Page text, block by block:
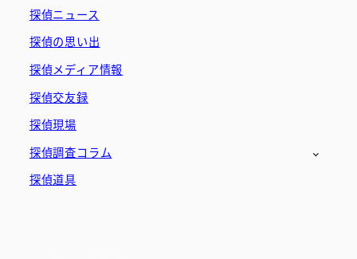
探偵ニュース
探偵の思い出
探偵メディア情報
探偵交友録
探偵現場
探偵調査コラム
探偵道具